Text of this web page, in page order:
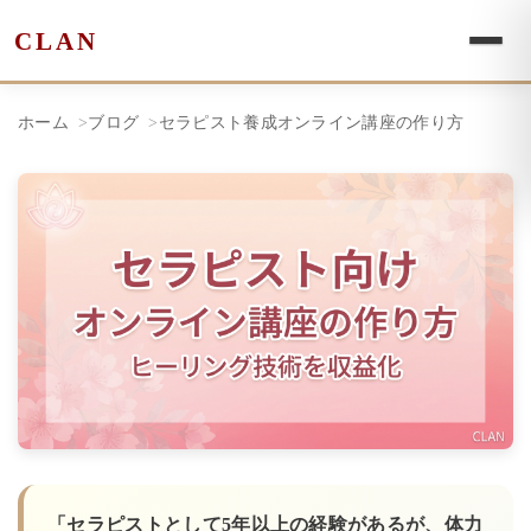
CLAN
ホーム ブログ セラピスト養成オンライン講座の作り方
「セラピストとして5年以上の経験があるが、体力